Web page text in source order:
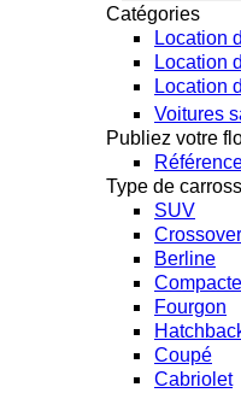
Catégories
Location
Location
Location
Voitures
Publiez votre
Type de
SUV
Crossover
Berline
Fourgon
Coupé
Cabriolet